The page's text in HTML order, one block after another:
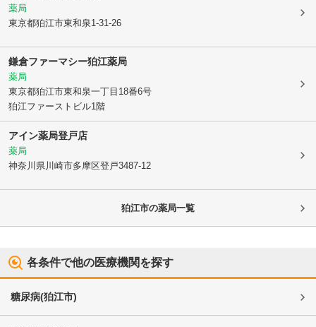
薬局
東京都狛江市東和泉1-31-26
鎌倉ファーマシー狛江薬局
薬局
東京都狛江市東和泉一丁目18番6号
狛江ファーストビル1階
アイン薬局登戸店
薬局
神奈川県川崎市多摩区登戸3487-12
狛江市の薬局一覧
各条件で他の医療機関を探す
糖尿病(狛江市)